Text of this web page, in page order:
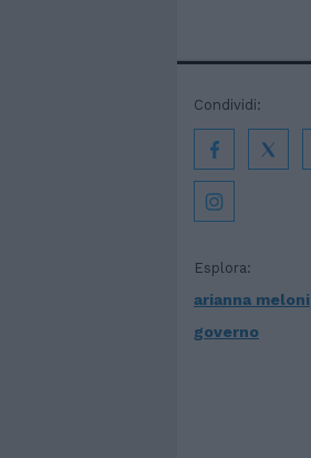
Esplora:
arianna meloni
governo
Condividi: